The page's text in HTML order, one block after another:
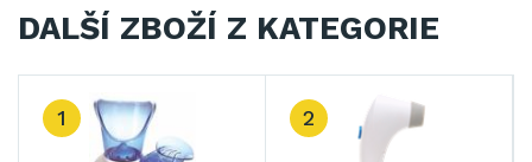
DALŠÍ ZBOŽÍ Z KATEGORIE
1 2